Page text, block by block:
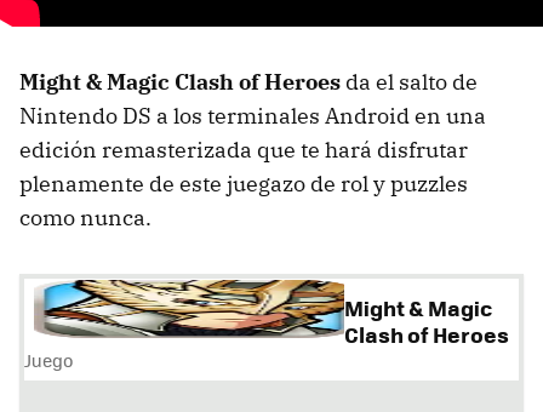
Might & Magic Clash of Heroes da el salto de
Nintendo DS a los terminales Android en una
edición remasterizada que te hará disfrutar
plenamente de este juegazo de rol y puzzles
como nunca.
Might & Magic
Clash of Heroes
Juego